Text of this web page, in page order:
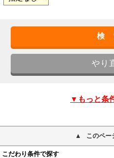
▼もっと条
このペー
こだわり条件で探す